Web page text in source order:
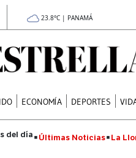
23.8°C | PANAMÁ
ECONOMÍA DEPORTES
Últimas Noticias La